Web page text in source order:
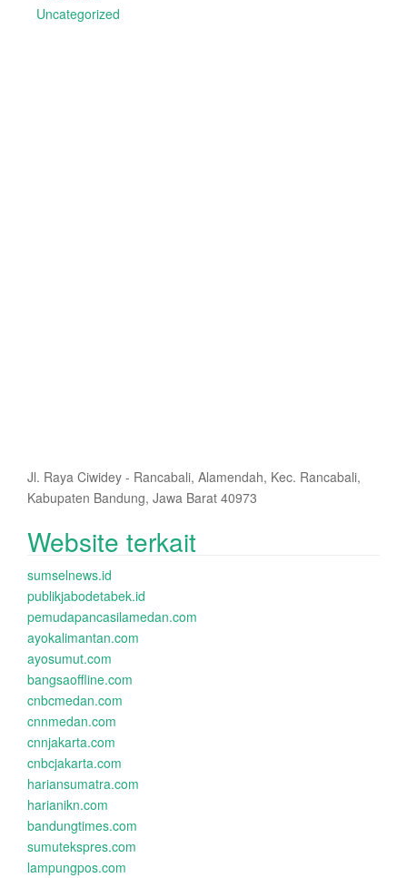
Uncategorized
Jl. Raya Ciwidey - Rancabali, Alamendah, Kec. Rancabali,
Kabupaten Bandung, Jawa Barat 40973
Website terkait
sumselnews.id
publikjabodetabek.id
pemudapancasilamedan.com
ayokalimantan.com
ayosumut.com
bangsaoffline.com
cnbcmedan.com
cnnmedan.com
cnnjakarta.com
cnbcjakarta.com
hariansumatra.com
harianikn.com
bandungtimes.com
sumutekspres.com
lampungpos.com